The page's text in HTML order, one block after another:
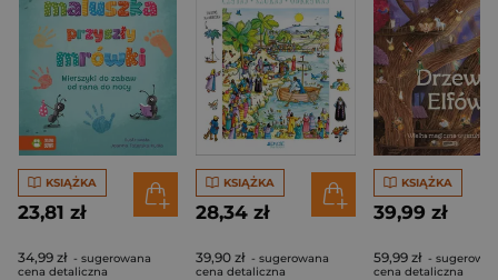
KSIĄŻKA
23,81 zł
34,99 zł - sugerowana
cena detaliczna
KSIĄŻKA
28,34 zł
39,90 zł - sugerowana
cena detaliczna
KSIĄŻKA
39,99 zł
59,99 zł -
cena detaliczna